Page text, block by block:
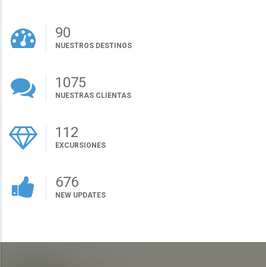
100
NUESTROS DESTINOS
1200
NUESTRAS CLIENTAS
125
EXCURSIONES
755
NEW UPDATES